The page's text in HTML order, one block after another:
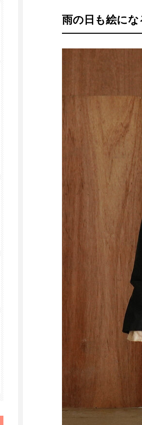
雨の日も絵に